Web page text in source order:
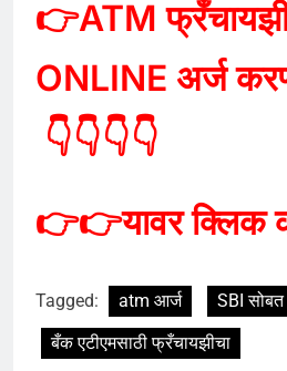
👉ATM
ONLINE अर्ज
👇👇👇👇
👉👉यावर क्लिक
Tagged: atm आर्ज
SBI सोबत
बँक एटीएमसाठी फ्रँचायझीचा